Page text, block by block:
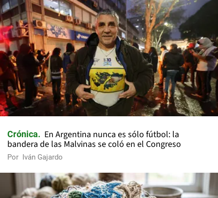
Crónica
En Argentina nunca es sólo fútbol: la
bandera de las Malvinas se coló en el Congreso
Por Iván Gajardo